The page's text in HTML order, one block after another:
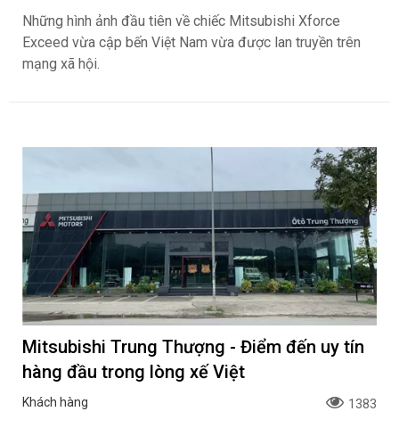
Những hình ảnh đầu tiên về chiếc Mitsubishi Xforce
Exceed vừa cập bến Việt Nam vừa được lan truyền trên
mạng xã hội.
Mitsubishi Trung Thượng - Điểm đến uy tín
hàng đầu trong lòng xế Việt
Khách hàng 1383